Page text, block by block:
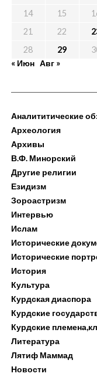
14
15
21
22
28
29
« Июн Авг »
Аналититические
Археология
Архивы
В.Ф. Минорский
Другие религии
Езидизм
Зороастризм
Интервью
Ислам
Исторические
Исторические
История
Культура
Курдская диаспора
Курдские
Курдские
Литература
Лятиф Маммад
Новости